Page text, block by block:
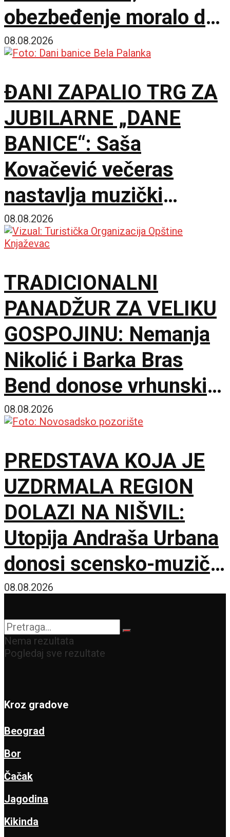
obezbeđenje moralo da
interveniše
08.08.2026
ĐANI ZAPALIO TRG ZA
JUBILARNE „DANE
BANICE“: Saša
Kovačević večeras
nastavlja muzički
maraton u Beloj Palanci
08.08.2026
TRADICIONALNI
PANADŽUR ZA VELIKU
GOSPOJINU: Nemanja
Nikolić i Barka Bras
Bend donose vrhunski
provod u Jalovik Izvor
08.08.2026
PREDSTAVA KOJA JE
UZDRMALA REGION
DOLAZI NA NIŠVIL:
Utopija Andraša Urbana
donosi scensko-muzički
šok za bolji život
08.08.2026
Nema rezultata
Pogledaj sve rezultate
Kroz gradove
Beograd
Bor
Čačak
Jagodina
Kikinda